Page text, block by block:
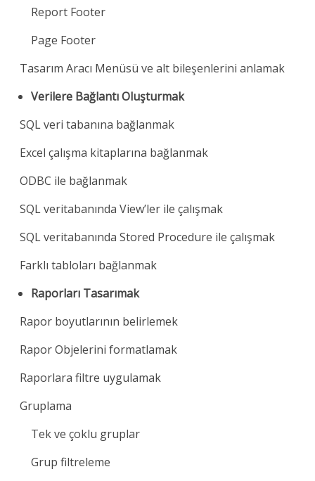
Report Footer
Page Footer
Tasarım Aracı Menüsü ve alt bileşenlerini anlamak
Verilere Bağlantı Oluşturmak
SQL veri tabanına bağlanmak
Excel çalışma kitaplarına bağlanmak
ODBC ile bağlanmak
SQL veritabanında View’ler ile çalışmak
SQL veritabanında Stored Procedure ile çalışmak
Farklı tabloları bağlanmak
Raporları Tasarımak
Rapor boyutlarının belirlemek
Rapor Objelerini formatlamak
Raporlara filtre uygulamak
Gruplama
Tek ve çoklu gruplar
Grup filtreleme